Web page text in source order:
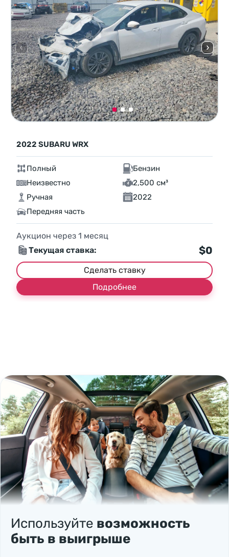
2022 SUBARU WRX
Полный
Бензин
Неизвестно
2,500 см³
Ручная
2022
Передняя часть
Аукцион через 1 месяц
Текущая ставка:
$0
Сделать ставку
Подробнее
Используйте возможность
быть в выигрыше